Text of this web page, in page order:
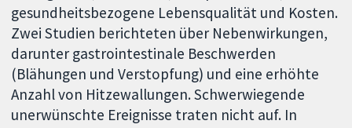
gesundheitsbezogene Lebensqualität und Kosten.
Zwei Studien berichteten über Nebenwirkungen,
darunter gastrointestinale Beschwerden
(Blähungen und Verstopfung) und eine erhöhte
Anzahl von Hitzewallungen. Schwerwiegende
unerwünschte Ereignisse traten nicht auf. In